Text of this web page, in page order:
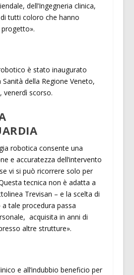
dell’Ingegneria clinica,
tutti coloro che hanno
è stato inaugurato
Sanità della Regione Veneto,
venerdì scorso.
robotica consente una
e accuratezza dell’intervento
vi si può ricorrere solo per
tecnica non è adatta a
Trevisan – e la scelta di
tale procedura passa
acquisita in anni di
altre strutture».
e all’indubbio beneficio per